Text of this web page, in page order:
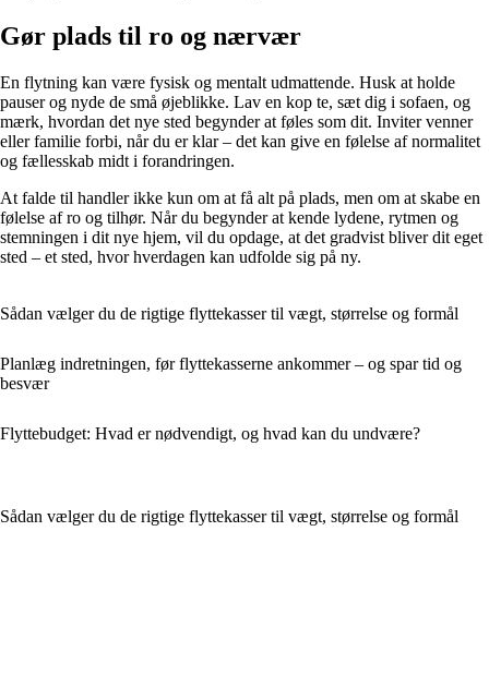
Gør plads til ro og nærvær
En flytning kan være fysisk og mentalt udmattende. Husk at holde
pauser og nyde de små øjeblikke. Lav en kop te, sæt dig i sofaen, og
mærk, hvordan det nye sted begynder at føles som dit. Inviter venner
eller familie forbi, når du er klar – det kan give en følelse af normalitet
og fællesskab midt i forandringen.
At falde til handler ikke kun om at få alt på plads, men om at skabe en
følelse af ro og tilhør. Når du begynder at kende lydene, rytmen og
stemningen i dit nye hjem, vil du opdage, at det gradvist bliver dit eget
sted – et sted, hvor hverdagen kan udfolde sig på ny.
Sådan vælger du de rigtige flyttekasser til vægt, størrelse og formål
Planlæg indretningen, før flyttekasserne ankommer – og spar tid og
besvær
Flyttebudget: Hvad er nødvendigt, og hvad kan du undvære?
Sådan vælger du de rigtige flyttekasser til vægt, størrelse og formål